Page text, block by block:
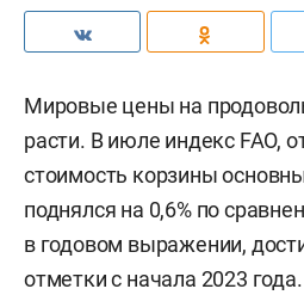
Мировые цены на
расти. В июле индекс FAO,
стоимость корзины
поднялся на 0,6% по
в годовом выражении,
отметки с начала 2023